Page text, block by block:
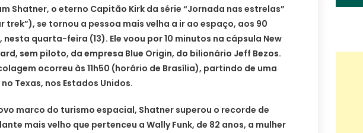
Shatner, o eterno Capitão Kirk da série “Jornada nas estrelas”
trek”), se tornou a pessoa mais velha a ir ao espaço, aos 90
nesta quarta-feira (13). Ele voou por 10 minutos na cápsula New
sem piloto, da empresa Blue Origin, do bilionário Jeff Bezos.
ocorreu às 11h50 (horário de Brasília), partindo de uma
Texas, nos Estados Unidos.
marco do turismo espacial, Shatner superou o recorde de
mais velho que pertenceu a Wally Funk, de 82 anos, a mulher